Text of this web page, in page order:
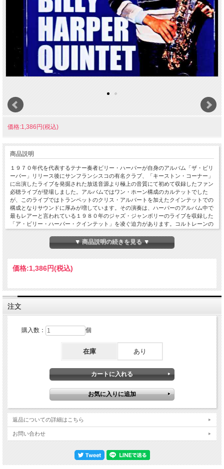
価格:1,386円(税込)
商品説明
１９７０年代を代表するテナー奏者ビリー・ハーパーが自身のアルバム「ザ・ビリ
ーバー」リリース後にサンフランシスコの有名クラブ、「キーストン・コーナー」
に出演したライブを発掘された放送音源より極上の音質にて初めて収録したファン
必聴ライブが登場しました。アルバムではワン・ホーン構成のカルテットでした
が、このライブではトランペットのクリス・アルバートを加えたクインテットでの
構成となりサウンドに厚みが増しています。その演奏は、ハーパーのアルバム中で
最もレアーと言われている１９８０年のジャズ・ジャンボリーのライブを収録した
「ア・ビリー・ハーパー・クインテット」を凌ぐ迫力があります。コルトレーンの
流れを汲み濃い目のブラック・スピリチュアリティでハード・ドライヴィングする
テナーは正に圧巻。ラストにはハーパー自身が「日本のトラディショナル、民謡ソ
ーラン節をお聴き下さい。ソーラン節、Ｂ.Ｈ.です」とコメントし始まる「ソーラ
ン節」。しかも中盤からは思わず息をのむ展開となりやはりライブ・バージョンは
スタジオ録音とは規格外の凄みがあります。長尺曲３曲を全身全霊でブロウするハ
ーパー・クインテット、これは絶品です。ライブ・アット・キーストン・コーナ
Because You Cannot Believe It(17:00) 3.Soran Bushi, B.H.(19:19) ビリー・ハーパー
(ts) クリス・アルバート(tpt) アーメン・ドネリアン(p) ルイス・スピアーズ(b) マル
コム・ピンソン(dr)
▼ 商品説明の続きを見る ▼
価格:1,386円(税込)
注文
購入数： 個
在庫 あり
返品についての詳細はこちら
お問い合わせ